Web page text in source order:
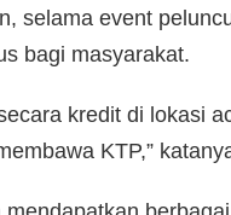
selama event
bagi masyarakat.
kredit di lokasi
KTP,”